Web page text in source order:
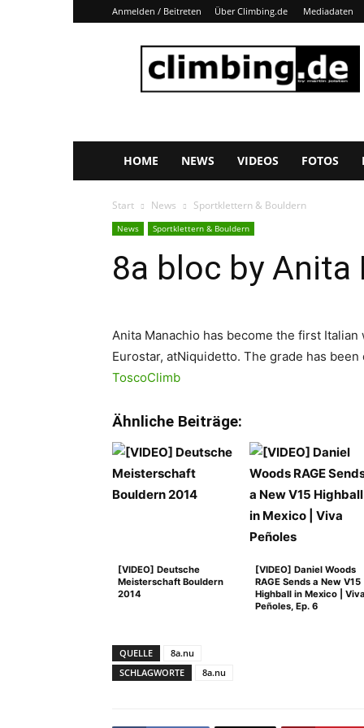
Anmelden / Beitreten Über Climbing.de Mediadaten
Climbing.de
HOME NEWS VIDEOS FOTOS
Start News Sportklettern & Bouldern
News Sportklettern & Bouldern
8a bloc by Anita
Anita Manachio has become the first
Eurostar, atNiquidetto. The grade has
ToscoClimb
Ähnliche Beiträge:
[VIDEO] Deutsche
Meisterschaft Bouldern
2014
[VIDEO] Daniel Woods
RAGE Sends a New V15
Highball in Mexico | Viva
Peñoles, Ep. 6
QUELLE
8a.nu
SCHLAGWORTE
8a.nu